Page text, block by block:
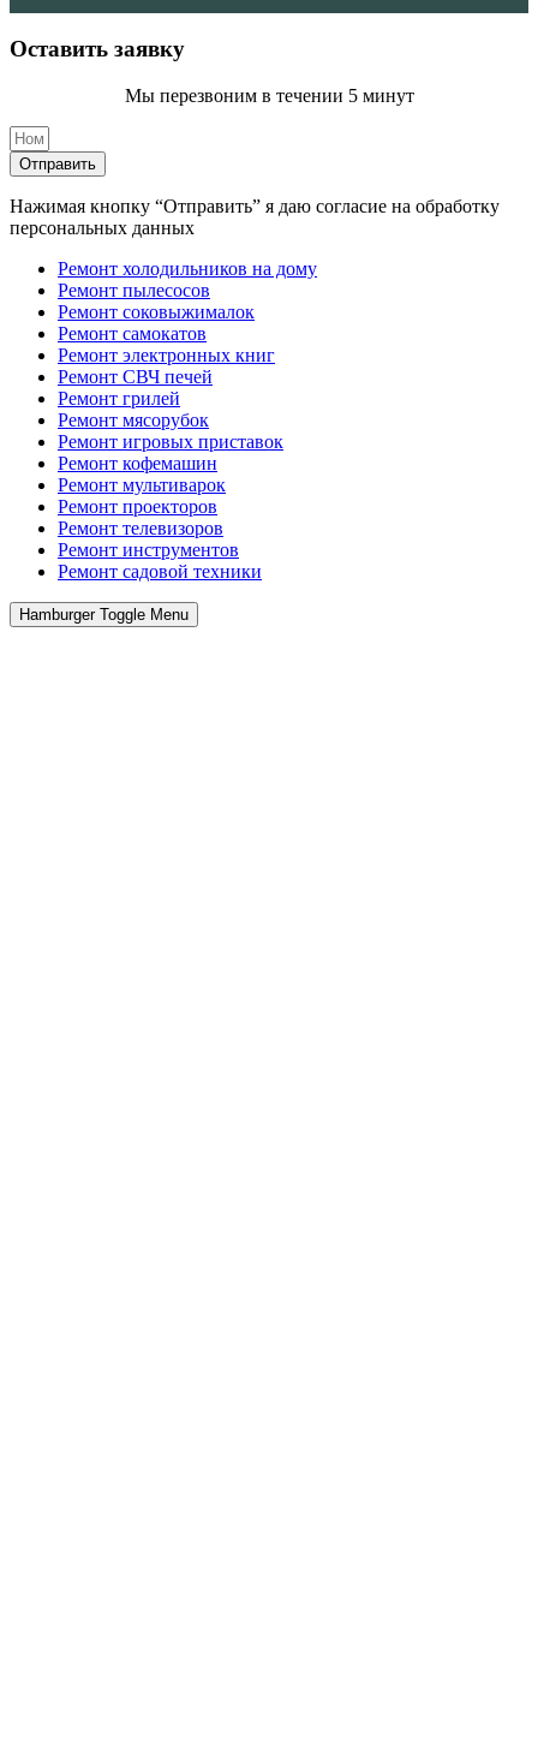
Оставить заявку
Мы перезвоним в течении 5 минут
Отправить
Нажимая кнопку “Отправить” я даю согласие на обработку
персональных данных
Ремонт холодильников на дому
Ремонт пылесосов
Ремонт соковыжималок
Ремонт самокатов
Ремонт электронных книг
Ремонт СВЧ печей
Ремонт грилей
Ремонт мясорубок
Ремонт игровых приставок
Ремонт кофемашин
Ремонт мультиварок
Ремонт проекторов
Ремонт телевизоров
Ремонт инструментов
Ремонт cадовой техники
Hamburger Toggle Menu